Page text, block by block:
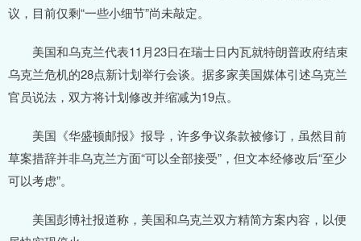
议，目前仅剩“一些小细节”尚未敲定。
美国和乌克兰代表11月23日在瑞士日内瓦就特朗普政府结束
乌克兰危机的28点新计划举行会谈。据多家美国媒体引述乌克兰
官员说法，双方将计划修改并缩减为19点。
美国《华盛顿邮报》报导，许多争议条款被修订，虽然目前
草案措辞并非乌克兰方面“可以全部接受”，但文本经修改后“至少
可以考虑”。
美国彭博社报道称，美国和乌克兰双方精简方案内容，以便